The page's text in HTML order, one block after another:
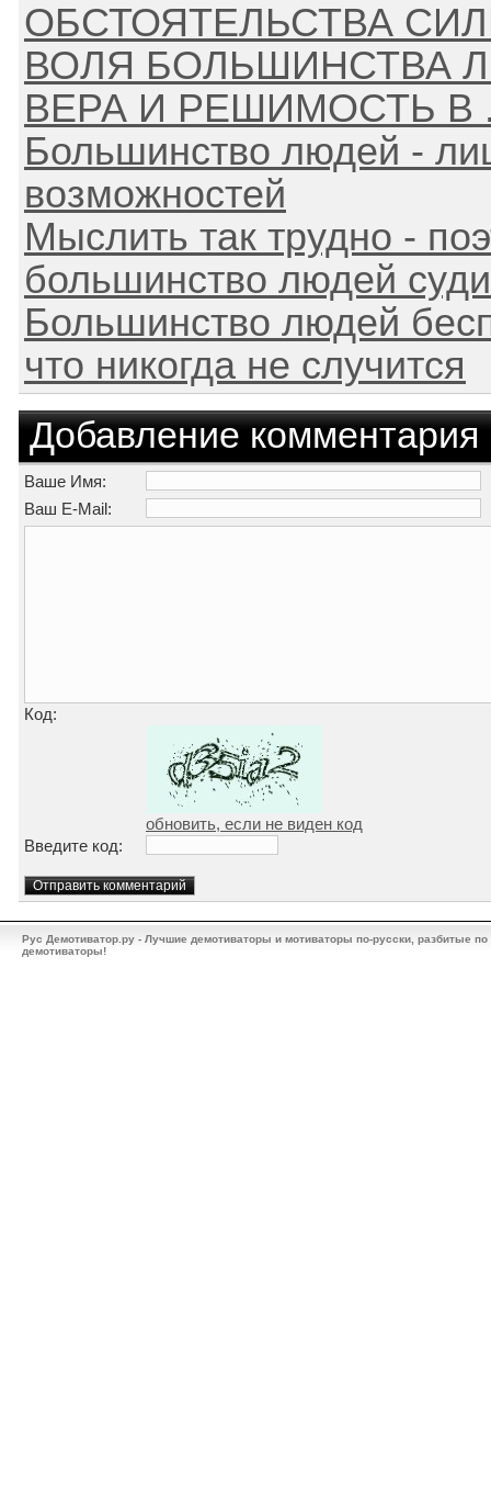
ОБСТОЯТЕЛЬСТВА
ВОЛЯ БОЛЬШИНСТВА
ВЕРА И РЕШИМОСТЬ В
Большинство людей -
возможностей
Мыслить так трудно -
большинство людей
Большинство людей
что никогда не случится
Добавление комментария
Ваше Имя:
Ваш E-Mail:
Код:
обновить, если не виден код
Введите код:
Рус Демотиватор.ру - Лучшие демотиваторы и мотиваторы по-русски, разбитые
демотиваторы!